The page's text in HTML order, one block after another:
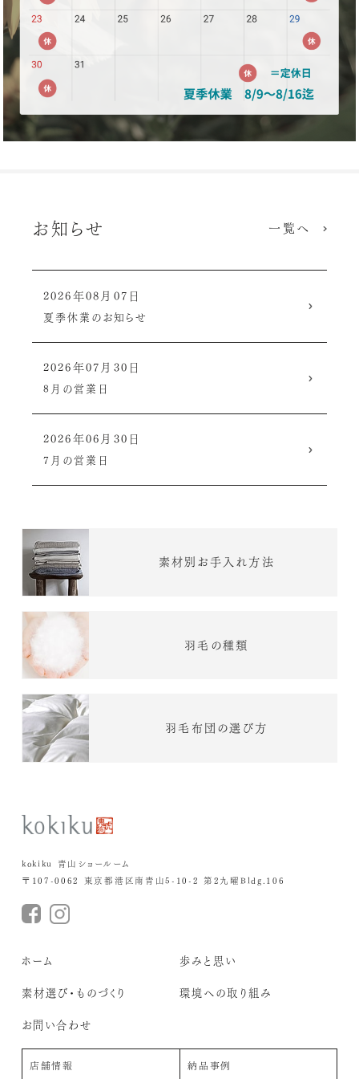
お知らせ 一覧へ
2026年08月07日
夏季休業のお知らせ
2026年07月30日
8月の営業日
2026年06月30日
7月の営業日
素材別お手入れ方法
羽毛の種類
羽毛布団の選び方
kokiku 青山ショールーム
〒107-0062 東京都港区南青山5-10-2 第2九曜Bldg.106
ホーム 歩みと思い
素材選び・ものづくり 環境への取り組み
お問い合わせ
店舗情報 納品事例